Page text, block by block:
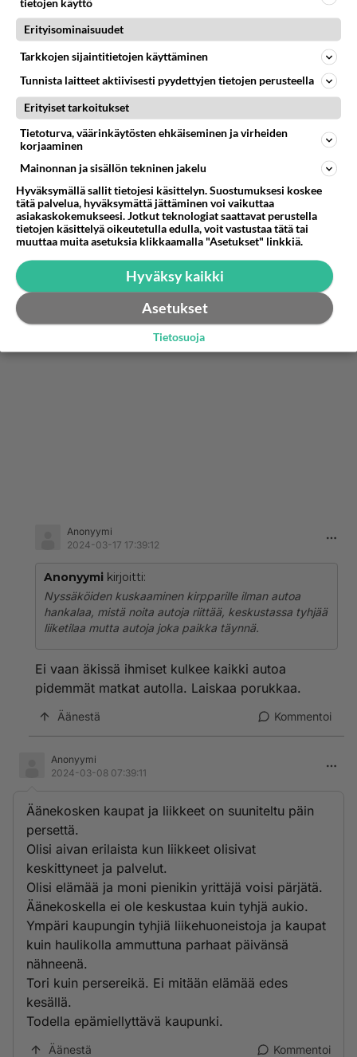
Anonyymi
Anonyymikirjoitti:
Notta ihan yhtä liukas se katu on kaikille. Nastakenkiä
saa oli lapsi tahi aikuunen.
Nyssäköiden kuskaaminen kirpparille ilman autoa
hankalaa, mistä noita autoja riittää, keskustassa
tyhjää liiketilaa mutta autoja joka paikka täynnä.
Äänestä Kommentoi
Anonyymi
2024-03-17 17:39:12
Anonyymi kirjoitti:
Nyssäköiden kuskaaminen kirpparille ilman autoa
hankalaa, mistä noita autoja riittää, keskustassa tyhjää
liiketilaa mutta autoja joka paikka täynnä.
Ei vaan äkissä ihmiset kulkee kaikki autoa
pidemmät matkat autolla. Laiskaa porukkaa.
Äänestä Kommentoi
Anonyymi
2024-03-08 07:39:11
Äänekosken kaupat ja liikkeet on suuniteltu päin
persettä.
Olisi aivan erilaista kun liikkeet olisivat
keskittyneet ja palvelut.
Olisi elämää ja moni pienikin yrittäjä voisi pärjätä.
Äänekoskella ei ole keskustaa kuin tyhjä aukio.
Ympäri kaupungin tyhjiä liikehuoneistoja ja kaupat
kuin haulikolla ammuttuna parhaat päivänsä
nähneenä.
Tori kuin persereikä. Ei mitään elämää edes
kesällä.
Todella epämiellyttävä kaupunki.
Äänestä Kommentoi
tietojen käyttö
Erityisominaisuudet
Tarkkojen sijaintitietojen käyttäminen
Tunnista laitteet aktiivisesti pyydettyjen tietojen perusteella
Erityiset tarkoitukset
Tietoturva, väärinkäytösten ehkäiseminen ja virheiden
korjaaminen
Mainonnan ja sisällön tekninen jakelu
Hyväksymällä sallit tietojesi käsittelyn. Suostumuksesi koskee
tätä palvelua, hyväksymättä jättäminen voi vaikuttaa
asiakaskokemukseesi. Jotkut teknologiat saattavat perustella
tietojen käsittelyä oikeutetulla edulla, voit vastustaa tätä tai
muuttaa muita asetuksia klikkaamalla "Asetukset" linkkiä.
Hyväksy kaikki
Asetukset
Tietosuoja